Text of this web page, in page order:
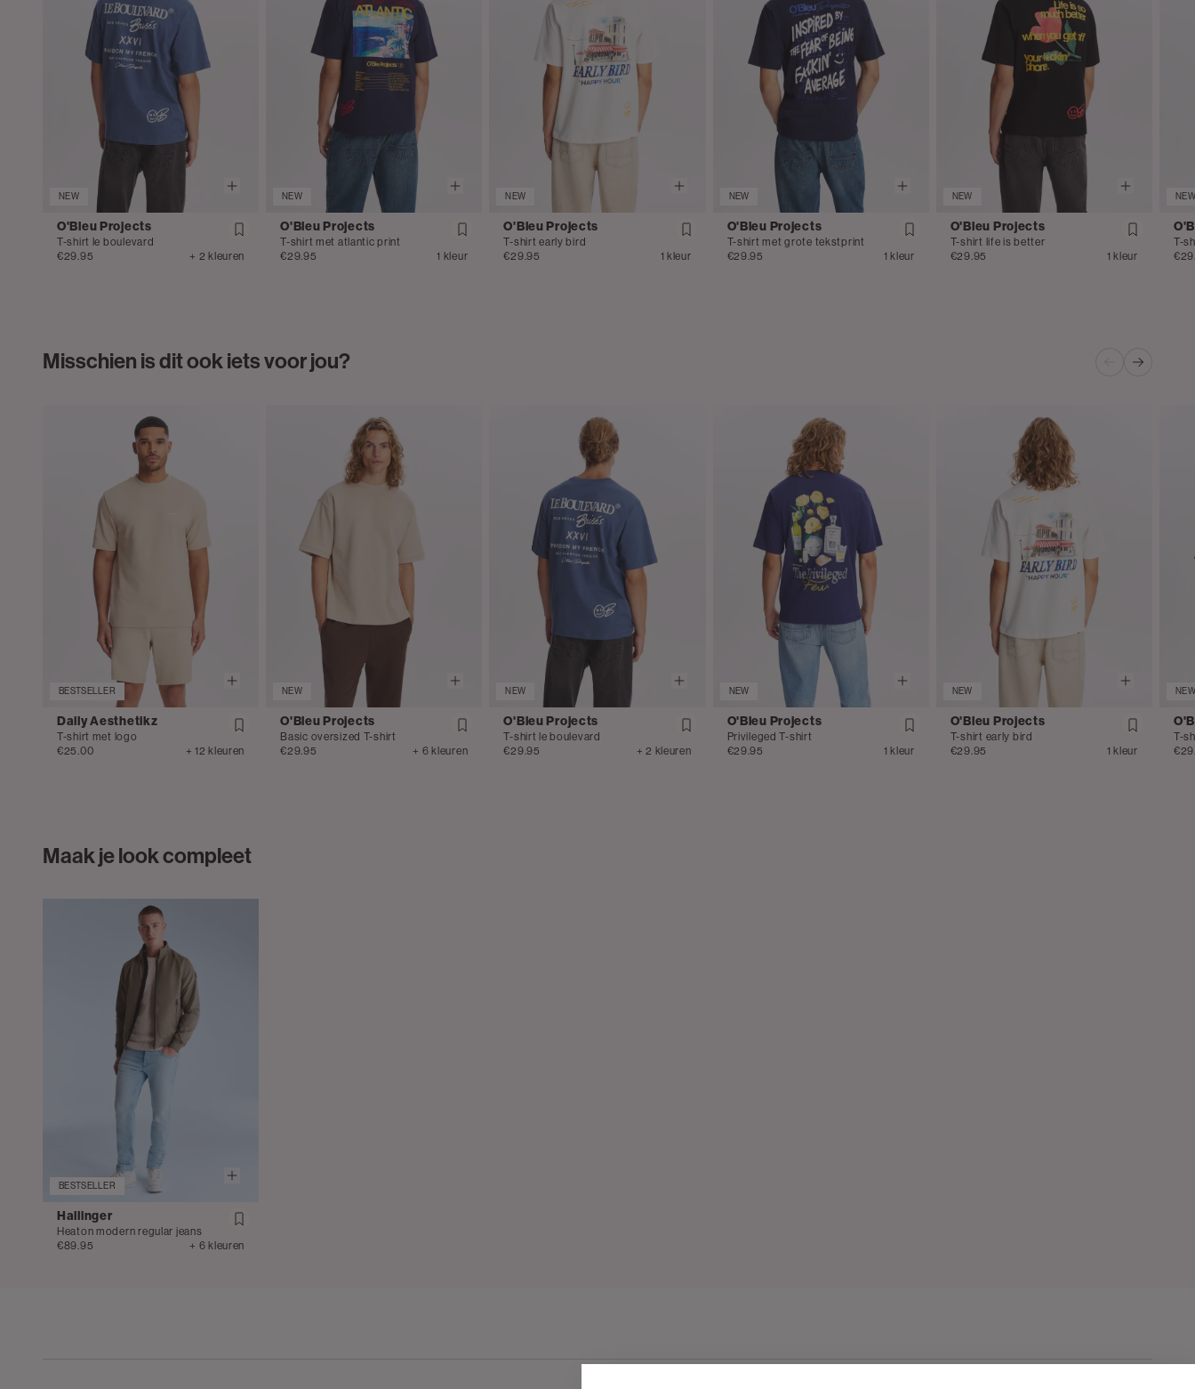
NEW
O'Bleu Projects
T-shirt le boulevard
€29.95
+ 2 kleuren
NEW
O'Bleu Projects
T-shirt met atlantic print
€29.95
1 kleur
NEW
O'Bleu Projects
T-shirt early bird
€29.95
1 kleur
NEW
O'Bleu Projects
T-shirt met grote tekstprint
€29.95
1 kleur
NEW
O'Bleu Projects
T-shirt life is better
€29.95
1 kleur
NEW
T-
Misschien is dit ook iets voor jou?
BESTSELLER
Daily Aesthetikz
T-shirt met logo
€25.00
+ 12 kleuren
NEW
O'Bleu Projects
Basic oversized T-shirt
€29.95
+ 6 kleuren
NEW
O'Bleu Projects
T-shirt le boulevard
€29.95
+ 2 kleuren
NEW
O'Bleu Projects
Privileged T-shirt
€29.95
1 kleur
NEW
O'Bleu Projects
T-shirt early bird
€29.95
1 kleur
NEW
T-
Maak je look compleet
BESTSELLER
Hallinger
Heaton modern regular jeans
€89.95
+ 6 kleuren